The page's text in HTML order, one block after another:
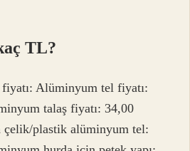
TL?
Alüminyum tel fiyatı:
talaş fiyatı: 34,00
plastik alüminyum tel: